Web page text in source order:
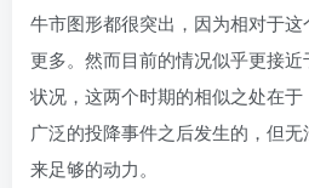
牛市图形都很突出，因为相对于
更多。然而目前的情况似乎更接
状况，这两个时期的相似之处在
广泛的投降事件之后发生的，但
来足够的动力。